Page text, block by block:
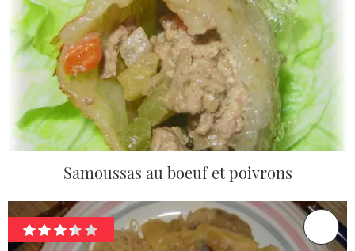
Samoussas au boeuf et poivrons